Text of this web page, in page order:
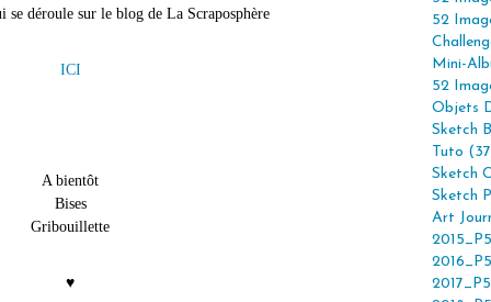
se déroule sur le blog de La Scraposphère
ICI
A bientôt
Bises
Gribouillette
♥
52
Mini-
52
Objets
Sketch
Tuto
Sketch
Sketch
Art